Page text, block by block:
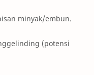
minyak/embun.
(potensi